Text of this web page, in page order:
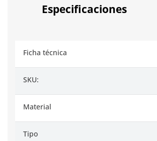
Especificaciones
Ficha técnica
SKU:
Material
Tipo